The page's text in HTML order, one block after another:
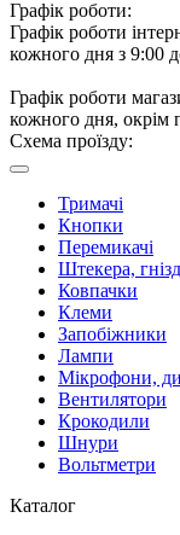
Графік роботи:
Графік роботи
кожного дня з 9:00
Графік роботи
кожного дня, окрім
Схема проїзду:
Тримачі
Кнопки
Перемикачі
Штекера,
Ковпачки
Клеми
Запобіжники
Лампи
Мікрофони,
Вентилятори
Крокодили
Шнури
Вольтметри
Каталог